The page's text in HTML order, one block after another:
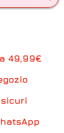
a 49,99€
sicuri